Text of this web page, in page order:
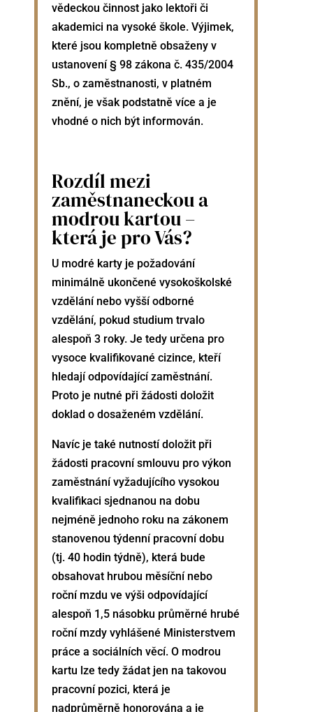
vědeckou činnost jako lektoři či
akademici na vysoké škole. Výjimek,
které jsou kompletně obsaženy v
ustanovení § 98 zákona č. 435/2004
Sb., o zaměstnanosti, v platném
znění, je však podstatně více a je
vhodné o nich být informován.
Rozdíl mezi
zaměstnaneckou a
modrou kartou –
která je pro Vás?
U modré karty je požadování
minimálně ukončené vysokoškolské
vzdělání nebo vyšší odborné
vzdělání, pokud studium trvalo
alespoň 3 roky. Je tedy určena pro
vysoce kvalifikované cizince, kteří
hledají odpovídající zaměstnání.
Proto je nutné při žádosti doložit
doklad o dosaženém vzdělání.
Navíc je také nutností doložit při
žádosti pracovní smlouvu pro výkon
zaměstnání vyžadujícího vysokou
kvalifikaci sjednanou na dobu
nejméně jednoho roku na zákonem
stanovenou týdenní pracovní dobu
(tj. 40 hodin týdně), která bude
obsahovat hrubou měsíční nebo
roční mzdu ve výši odpovídající
alespoň 1,5 násobku průměrné hrubé
roční mzdy vyhlášené Ministerstvem
práce a sociálních věcí. O modrou
kartu lze tedy žádat jen na takovou
pracovní pozici, která je
nadprůměrně honorována a je